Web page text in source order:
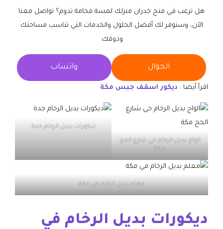
هل ترغب في منح جدران منزلك لمسة فخامة تدوم؟ تواصل معنا
الآن، وسنوفر لك أفضل الحلول والخدمات التي تناسب مساحتك
وذوقك.
الجوال واتساب
اقرأ أيضا : ديكور اسقف جبس مكة
الواح بديل الرخام حي شارع الحج
مكة
ديكورات بديل الرخام جدة
معلم بديل الرخام في مكة
ديكورات بديل الرخام في